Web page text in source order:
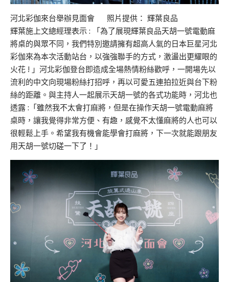
河北彩伽來台舉辦見面會 照片提供： 輝葉良品
輝葉施上文總經理表示 : 「為了展現輝葉良品天胡一號電動麻
將桌的與眾不同，我們特別邀請擁有超高人氣的日本巨星河北
彩伽來為本次活動站台，以強強聯手的方式，激盪出更耀眼的
火花 ! 」河北彩伽登台即造成全場熱情粉絲歡呼，一開場先以
流利的中文向現場粉絲打招呼，再以可愛五連拍拉近與台下粉
絲的距離。與主持人一起展示天胡一號的各式功能時，河北也
透露 :「雖然我不太會打麻將，但是在操作天胡一號電動麻將
桌時，讓我覺得非常方便、有趣，感覺不太懂麻將的人也可以
很輕鬆上手。希望我有機會能學會打麻將，下一次就能跟朋友
用天胡一號切磋一下了！」